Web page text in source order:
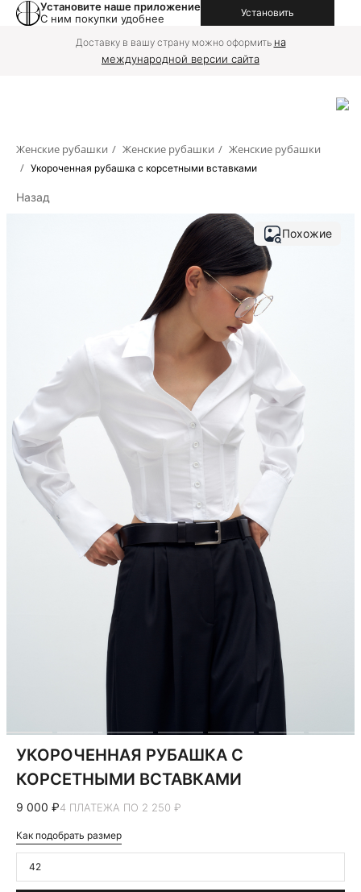
Установите наше приложение
С ним покупки удобнее
Установить
Доставку в вашу страну можно оформить на
международной версии сайта
Женские рубашки / Женские рубашки / Женские рубашки
/ Укороченная рубашка с корсетными вставками
Назад
Похожие
УКОРОЧЕННАЯ РУБАШКА С
КОРСЕТНЫМИ ВСТАВКАМИ
9 000 ₽4 ПЛАТЕЖА ПО 2 250 ₽
Как подобрать размер
42